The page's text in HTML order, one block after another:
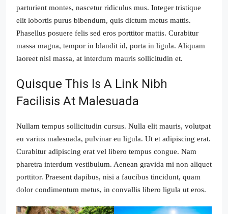
parturient montes, nascetur ridiculus mus. Integer tristique
elit lobortis purus bibendum, quis dictum metus mattis.
Phasellus posuere felis sed eros porttitor mattis. Curabitur
massa magna, tempor in blandit id, porta in ligula. Aliquam
laoreet nisl massa, at interdum mauris sollicitudin et.
Quisque This Is A Link Nibh
Facilisis At Malesuada
Nullam tempus sollicitudin cursus. Nulla elit mauris, volutpat
eu varius malesuada, pulvinar eu ligula. Ut et adipiscing erat.
Curabitur adipiscing erat vel libero tempus congue. Nam
pharetra interdum vestibulum. Aenean gravida mi non aliquet
porttitor. Praesent dapibus, nisi a faucibus tincidunt, quam
dolor condimentum metus, in convallis libero ligula ut eros.